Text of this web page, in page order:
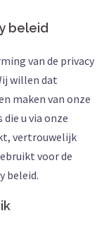
beleid
van de privacy
willen dat
maken van onze
u via onze
vertrouwelijk
voor de
beleid.